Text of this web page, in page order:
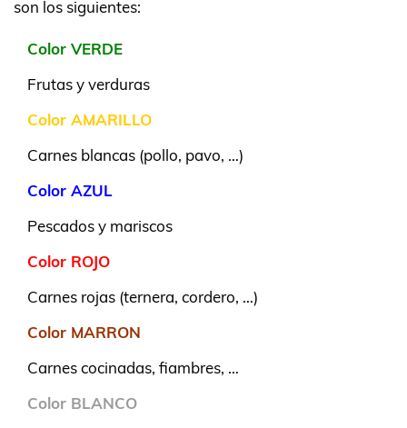
son los siguientes:
Color VERDE
Frutas y verduras
Color AMARILLO
Carnes blancas (pollo, pavo, …)
Color AZUL
Pescados y mariscos
Color ROJO
Carnes rojas (ternera, cordero, …)
Color MARRON
Carnes cocinadas, fiambres, …
Color BLANCO